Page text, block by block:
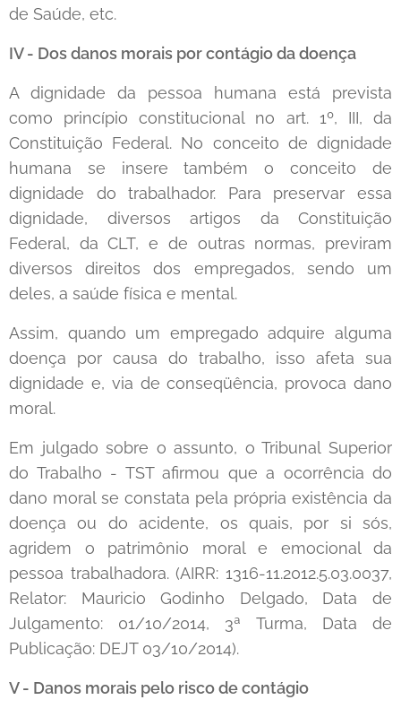
de Saúde, etc.
IV - Dos danos morais por contágio da doença
A dignidade da pessoa humana está prevista
como princípio constitucional no art. 1º, III, da
Constituição Federal. No conceito de dignidade
humana se insere também o conceito de
dignidade do trabalhador. Para preservar essa
dignidade, diversos artigos da Constituição
Federal, da CLT, e de outras normas, previram
diversos direitos dos empregados, sendo um
deles, a saúde física e mental.
Assim, quando um empregado adquire alguma
doença por causa do trabalho, isso afeta sua
dignidade e, via de conseqüência, provoca dano
moral.
Em julgado sobre o assunto, o Tribunal Superior
do Trabalho - TST afirmou que a ocorrência do
dano moral se constata pela própria existência da
doença ou do acidente, os quais, por si sós,
agridem o patrimônio moral e emocional da
pessoa trabalhadora. (AIRR: 1316-11.2012.5.03.0037,
Relator: Mauricio Godinho Delgado, Data de
Julgamento: 01/10/2014, 3ª Turma, Data de
Publicação: DEJT 03/10/2014).
V - Danos morais pelo risco de contágio